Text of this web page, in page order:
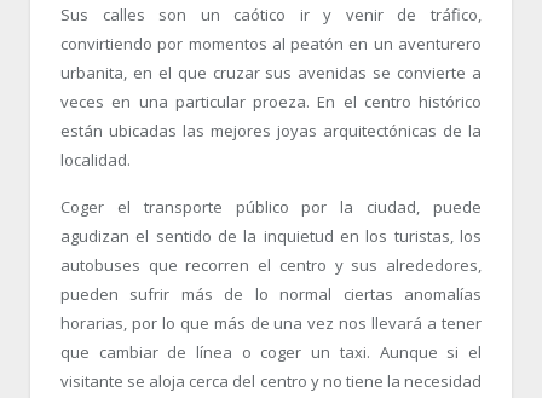
Sus calles son un caótico ir y venir de tráfico,
convirtiendo por momentos al peatón en un aventurero
urbanita, en el que cruzar sus avenidas se convierte a
veces en una particular proeza. En el centro histórico
están ubicadas las mejores joyas arquitectónicas de la
localidad.
Coger el transporte público por la ciudad, puede
agudizan el sentido de la inquietud en los turistas, los
autobuses que recorren el centro y sus alrededores,
pueden sufrir más de lo normal ciertas anomalías
horarias, por lo que más de una vez nos llevará a tener
que cambiar de línea o coger un taxi. Aunque si el
visitante se aloja cerca del centro y no tiene la necesidad